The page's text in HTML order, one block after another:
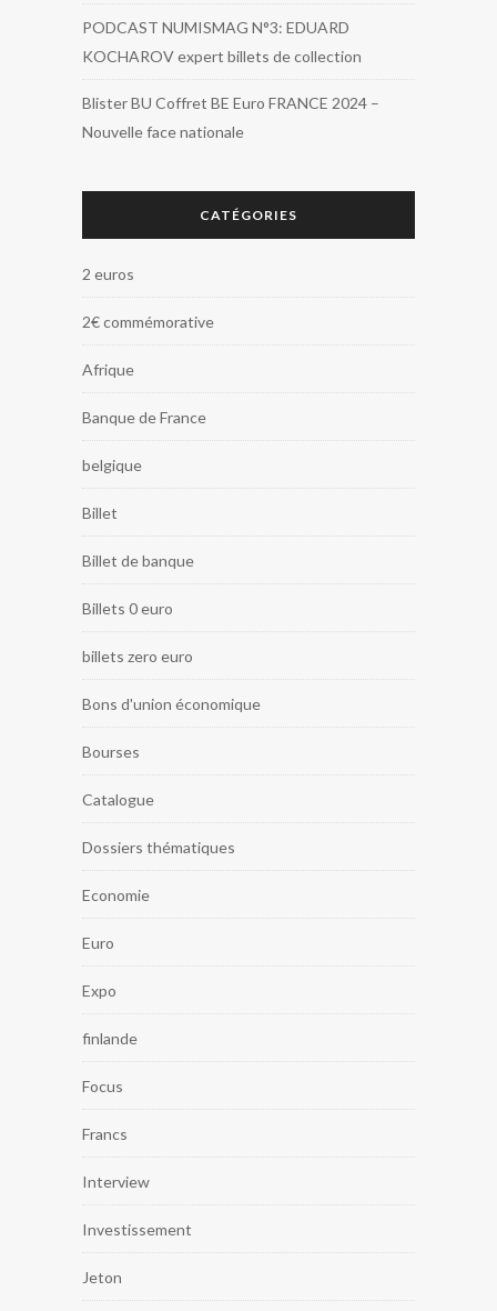
PODCAST NUMISMAG N°3: EDUARD
KOCHAROV expert billets de collection
Blister BU Coffret BE Euro FRANCE 2024 –
Nouvelle face nationale
CATÉGORIES
2 euros
2€ commémorative
Afrique
Banque de France
belgique
Billet
Billet de banque
Billets 0 euro
billets zero euro
Bons d'union économique
Bourses
Catalogue
Dossiers thématiques
Economie
Euro
Expo
finlande
Focus
Francs
Interview
Investissement
Jeton